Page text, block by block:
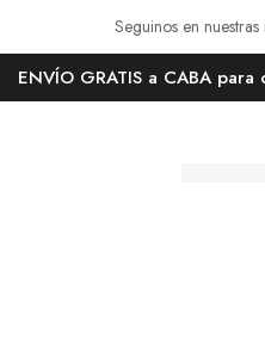
ENVÍO GRATIS a CABA para
AR$180.000